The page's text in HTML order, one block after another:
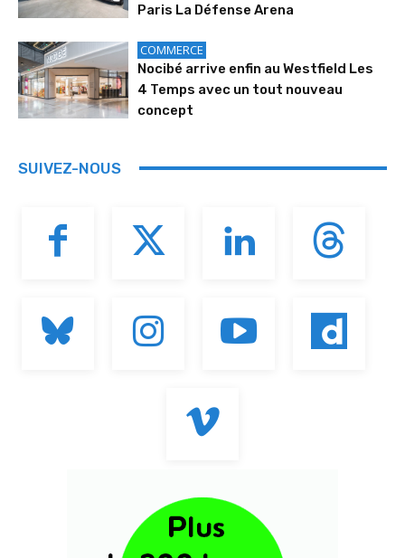
Paris La Défense Arena
COMMERCE
Nocibé arrive enfin au Westfield Les
4 Temps avec un tout nouveau
concept
SUIVEZ-NOUS